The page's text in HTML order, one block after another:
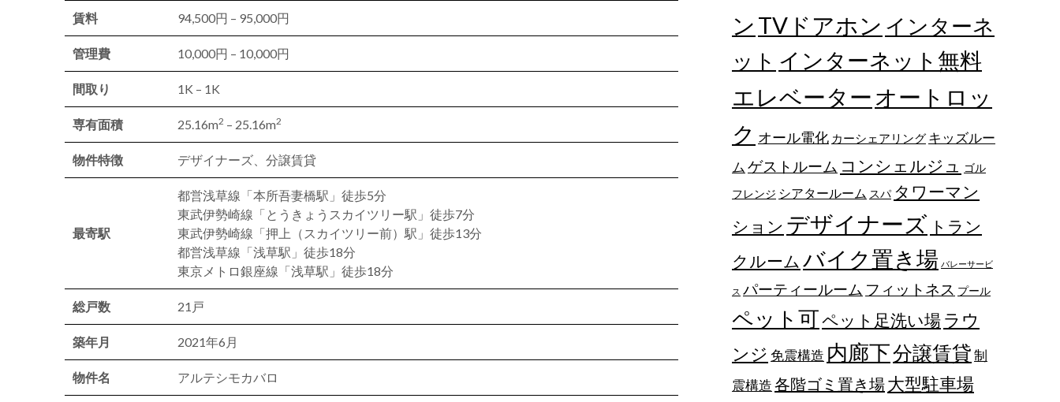
賃料 94,500円 – 95,000円
管理費 10,000円 – 10,000円
間取り 1K – 1K
専有面積 25.16m2 – 25.16m2
物件特徴 デザイナーズ、分譲賃貸
最寄駅
都営浅草線「本所吾妻橋駅」徒歩5分
東武伊勢崎線「とうきょうスカイツリー駅」徒歩7分
東武伊勢崎線「押上（スカイツリー前）駅」徒歩13分
都営浅草線「浅草駅」徒歩18分
東京メトロ銀座線「浅草駅」徒歩18分
総戸数 21戸
築年月 2021年6月
物件名 アルテシモカバロ
ン TVドアホン インターネ
ット インターネット無料
エレベーター オートロッ
ク オール電化 カーシェアリング キッズルー
ム ゲストルーム コンシェルジュ
ゴル
フレンジ シアタールーム スパ タワーマン
ション デザイナーズ トラン
クルーム バイク置き場 バレーサービ
ス パーティールーム フィットネス プール
ペット可ペット足洗い場 ラウ
ンジ 免震構造 内廊下分譲賃貸制
震構造各階ゴミ置き場大型駐車場